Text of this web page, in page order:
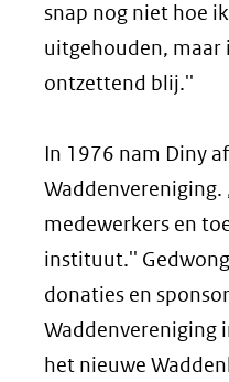
snap nog niet hoe
uitgehouden, maar
ontzettend blij.''
In 1976 nam Diny
Waddenvereniging.
medewerkers en
instituut.''
donaties en
Waddenvereniging
het nieuwe